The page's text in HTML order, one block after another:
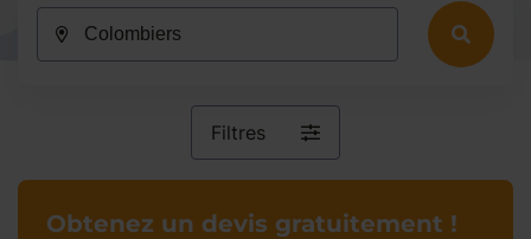
Filtres
Obtenez un devis gratuitement !